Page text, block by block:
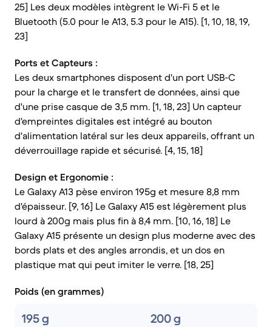
25] Les deux modèles intègrent le Wi-Fi 5 et le
Bluetooth (5.0 pour le A13, 5.3 pour le A15). [1, 10, 18, 19,
23]
Ports et Capteurs :
Les deux smartphones disposent d'un port USB-C
pour la charge et le transfert de données, ainsi que
d'une prise casque de 3,5 mm. [1, 18, 23] Un capteur
d'empreintes digitales est intégré au bouton
d'alimentation latéral sur les deux appareils, offrant un
déverrouillage rapide et sécurisé. [4, 15, 18]
Design et Ergonomie :
Le Galaxy A13 pèse environ 195g et mesure 8,8 mm
d'épaisseur. [9, 16] Le Galaxy A15 est légèrement plus
lourd à 200g mais plus fin à 8,4 mm. [10, 16, 18] Le
Galaxy A15 présente un design plus moderne avec des
bords plats et des angles arrondis, et un dos en
plastique mat qui peut imiter le verre. [18, 25]
Poids (en grammes)
195 g 200 g